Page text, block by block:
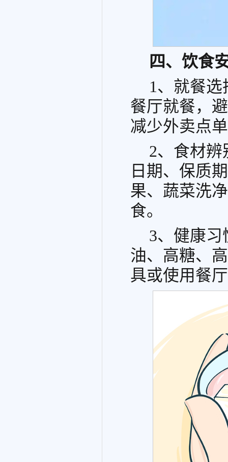
四、饮食
1、就餐
餐厅就餐，
减少外卖点
2、食材
日期、保质
果、蔬菜洗
食。
3、健康
油、高糖、
具或使用餐